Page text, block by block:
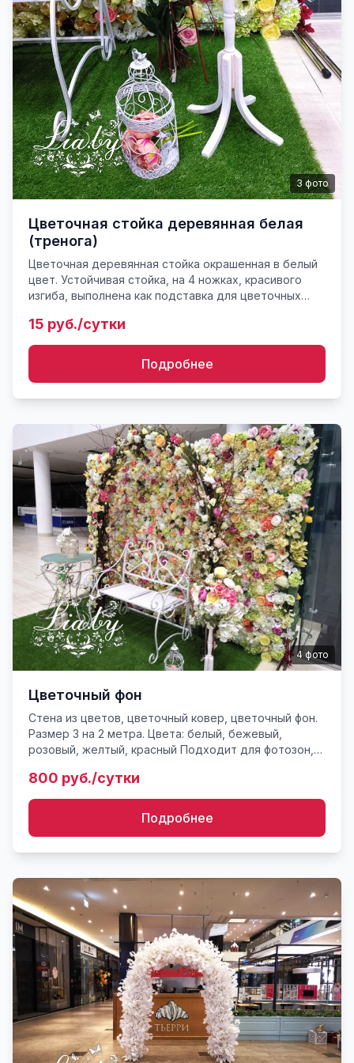
3 фото
Цветочная стойка деревянная белая
(тренога)
Цветочная деревянная стойка окрашенная в белый
цвет. Устойчивая стойка, на 4 ножках, красивого
изгиба, выполнена как подставка для цветочных
Вес порядк...
15 руб./сутки
Подробнее
4фото
Цветочный фон
Стена из цветов, цветочный ковер, цветочный фон.
Размер 3 на 2 метра. Цвета: белый, бежевый,
розовый, желтый, красный Подходит для фотозон,
стилизаци...
800 руб./сутки
Подробнее